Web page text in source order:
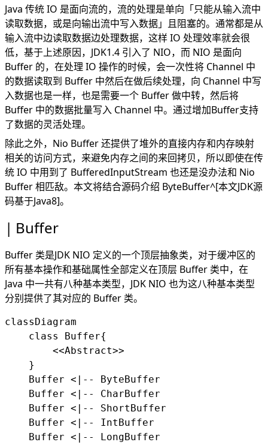
nextPutIndex
flip 写=>读
Buffer 读取
nextGetIndex
clear 读=>写
compact
rewind
mark & reset
Comparable Buffer
Deep into Buffer
HeapByteBuffer
Buffer 视图
视图相关操作
slice
duplicate
asReadOnlyBuffer
Buffer转换
Java 传统 IO 是面向流的，流的处理是单向「只能从输入流中
读取数据，或是向输出流中写入数据」且阻塞的。通常都是从
输入流中边读取数据边处理数据，这样 IO 处理效率就会很
低，基于上述原因，JDK1.4 引入了 NIO，而 NIO 是面向
Buffer 的，在处理 IO 操作的时候，会一次性将 Channel 中
的数据读取到 Buffer 中然后在做后续处理，向 Channel 中写
入数据也是一样，也是需要一个 Buffer 做中转，然后将
Buffer 中的数据批量写入 Channel 中。通过增加Buffer支持
了数据的灵活处理。
除此之外，Nio Buffer 还提供了堆外的直接内存和内存映射
相关的访问方式，来避免内存之间的来回拷贝，所以即使在传
统 IO 中用到了 BufferedInputStream 也还是没办法和 Nio
Buffer 相匹敌。本文将结合源码介绍 ByteBuffer^[本文JDK源
码基于Java8]。
Buffer
Buffer 类是JDK NIO 定义的一个顶层抽象类，对于缓冲区的
所有基本操作和基础属性全部定义在顶层 Buffer 类中，在
Java 中一共有八种基本类型，JDK NIO 也为这八种基本类型
分别提供了其对应的 Buffer 类。
classDiagram
    class Buffer{
        <<Abstract>>
    }
    Buffer <|-- ByteBuffer
    Buffer <|-- CharBuffer
    Buffer <|-- ShortBuffer
    Buffer <|-- IntBuffer
    Buffer <|-- LongBuffer